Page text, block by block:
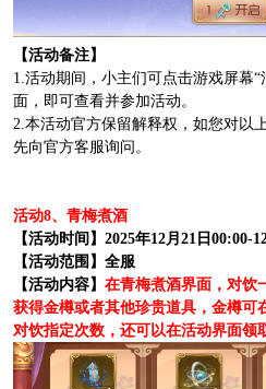
【活动备注】
1.活动期间，小主们可点击游戏屏幕“
面，即可查看并参加活动。
2.本活动官方保留解释权，如您对以
先向官方客服询问。
活动8、青梅煮酒
【活动时间】2025年12月21日00:00-
【活动范围】全服
【活动内容】 在青梅煮酒界面，对饮
获得金樽或者其他珍贵道具，金樽可
对饮指定次数，还可以在活动界面领